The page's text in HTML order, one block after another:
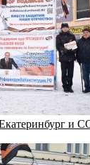
и